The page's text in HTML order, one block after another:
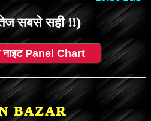
सबसे सही !!)
नाइट Panel Chart
BAZAR